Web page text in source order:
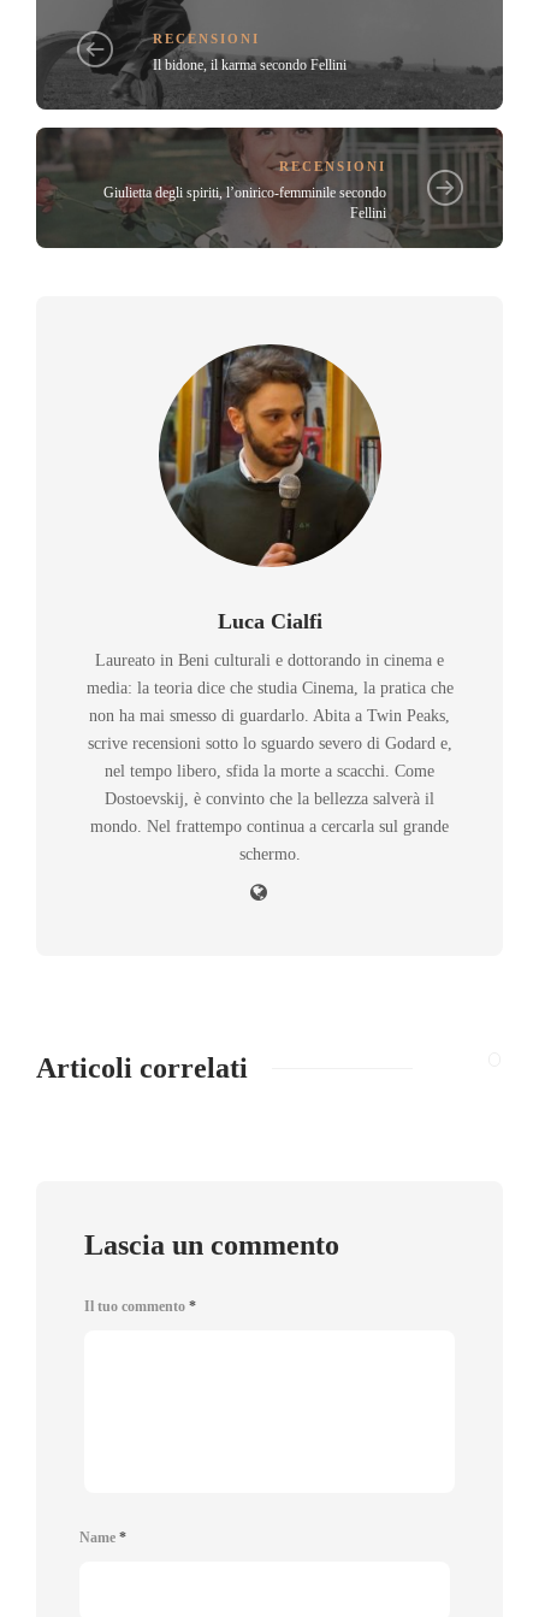
RECENSIONI
Il bidone, il karma secondo Fellini
RECENSIONI
Giulietta degli spiriti, l’onirico-femminile secondo
Fellini
Luca Cialfi
Laureato in Beni culturali e dottorando in cinema e
media: la teoria dice che studia Cinema, la pratica che
non ha mai smesso di guardarlo. Abita a Twin Peaks,
scrive recensioni sotto lo sguardo severo di Godard e,
nel tempo libero, sfida la morte a scacchi. Come
Dostoevskij, è convinto che la bellezza salverà il
mondo. Nel frattempo continua a cercarla sul grande
schermo.
Articoli correlati
Lascia un commento
Il tuo commento *
Name *